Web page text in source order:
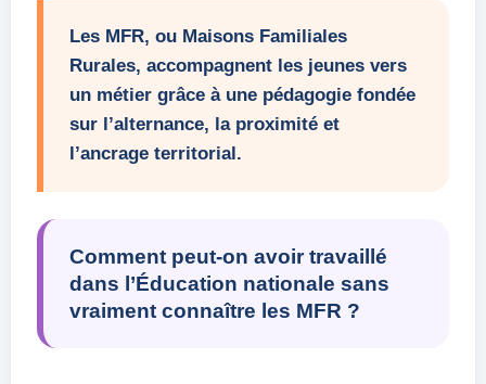
Les MFR, ou Maisons Familiales
Rurales, accompagnent les jeunes vers
un métier grâce à une pédagogie fondée
sur l’alternance, la proximité et
l’ancrage territorial.
Comment peut-on avoir travaillé
dans l’Éducation nationale sans
vraiment connaître les MFR ?